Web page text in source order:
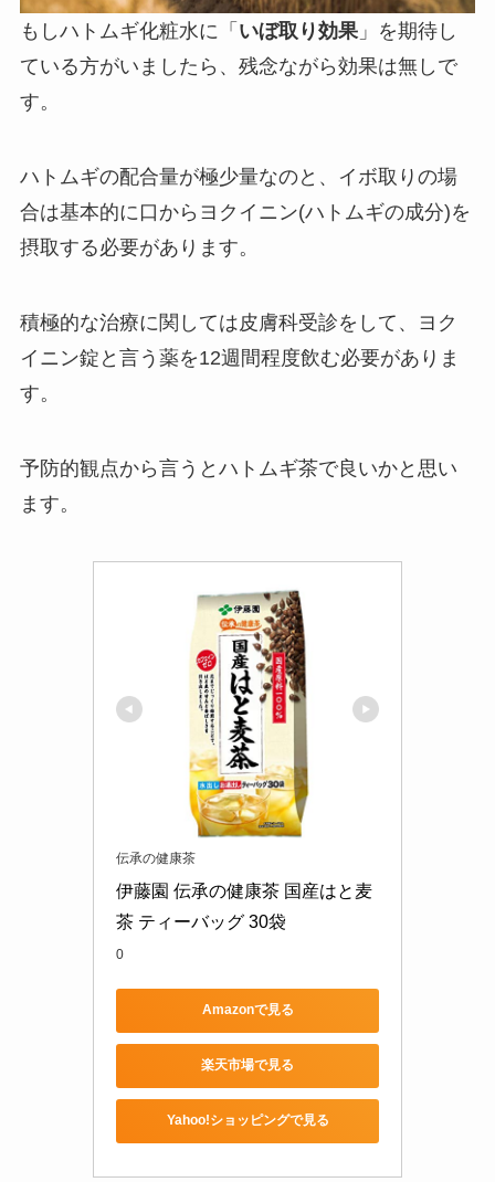
もしハトムギ化粧水に「 いぼ取り効果」を期待し
ている方がいましたら、残念ながら効果は無しで
す。
ハトムギの配合量が極少量なのと、イボ取りの場
合は基本的に口からヨクイニン(ハトムギの成分)を
摂取する必要があります。
積極的な治療に関しては皮膚科受診をして、ヨク
イニン錠と言う薬を12週間程度飲む必要がありま
す。
予防的観点から言うとハトムギ茶で良いかと思い
ます。
伝承の健康茶
伊藤園 伝承の健康茶 国産はと麦
茶 ティーバッグ 30袋
0
Amazonで見る
楽天市場で見る
Yahoo!ショッピングで見る